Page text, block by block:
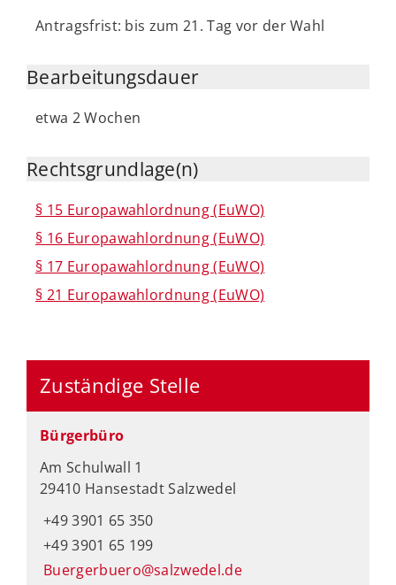
Antragsfrist: bis zum 21. Tag vor der Wahl
Bearbeitungsdauer
etwa 2 Wochen
Rechtsgrundlage(n)
§ 15 Europawahlordnung (EuWO)
§ 16 Europawahlordnung (EuWO)
§ 17 Europawahlordnung (EuWO)
§ 21 Europawahlordnung (EuWO)
Zuständige Stelle
Bürgerbüro
Am Schulwall 1
29410 Hansestadt Salzwedel
+49 3901 65 350
+49 3901 65 199
Buergerbuero@salzwedel.de